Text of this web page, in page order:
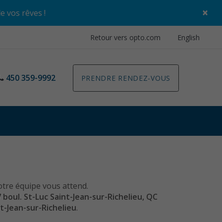
vos rêves ! ×
Retour vers opto.com English
450 359-9992 PRENDRE RENDEZ-VOUS
équipe vous attend.
boul. St-Luc Saint-Jean-sur-Richelieu, QC
Jean-sur-Richelieu.